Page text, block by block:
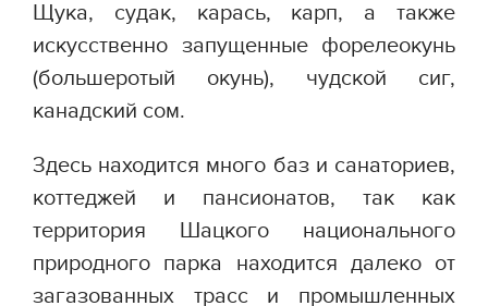
Щука, судак, карась, карп, а также
искусственно запущенные форелеокунь
(большеротый окунь), чудской сиг,
канадский сом.
Здесь находится много баз и санаториев,
коттеджей и пансионатов, так как
территория Шацкого национального
природного парка находится далеко от
загазованных трасс и промышленных